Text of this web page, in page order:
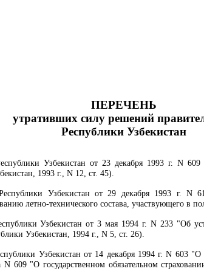
ПЕРЕЧЕНЬ
утративших силу решений
Республики Узбекистан
Узбекистан от 23 декабря 1993 г. N 609
1993 г., N 12, ст. 45).
Узбекистан от 29 декабря 1993 г. N
летно-технического состава, участвующего в
Узбекистан от 3 мая 1994 г. N 233 "Об
Узбекистан, 1994 г., N 5, ст. 26).
Узбекистан от 14 декабря 1994 г. N 603
N 609 "О государственном обязательном